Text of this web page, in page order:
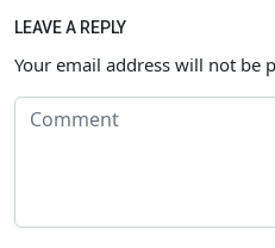
LEAVE A REPLY
Your email address will not be